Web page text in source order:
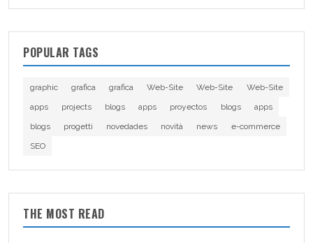
POPULAR TAGS
graphic grafica grafica Web-Site Web-Site
Web-Site
apps
projects blogs apps proyectos blogs
apps
blogs
progetti novedades novità news
e-commerce
SEO
THE MOST READ